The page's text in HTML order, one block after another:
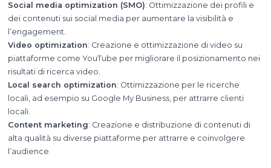
Social media optimization (SMO): Ottimizzazione dei profili e
dei contenuti sui social media per aumentare la visibilità e
l’engagement.
Video optimization: Creazione e ottimizzazione di video su
piattaforme come YouTube per migliorare il posizionamento nei
risultati di ricerca video.
Local search optimization: Ottimizzazione per le ricerche
locali, ad esempio su Google My Business, per attrarre clienti
locali.
Content marketing: Creazione e distribuzione di contenuti di
alta qualità su diverse piattaforme per attrarre e coinvolgere
l’audience.